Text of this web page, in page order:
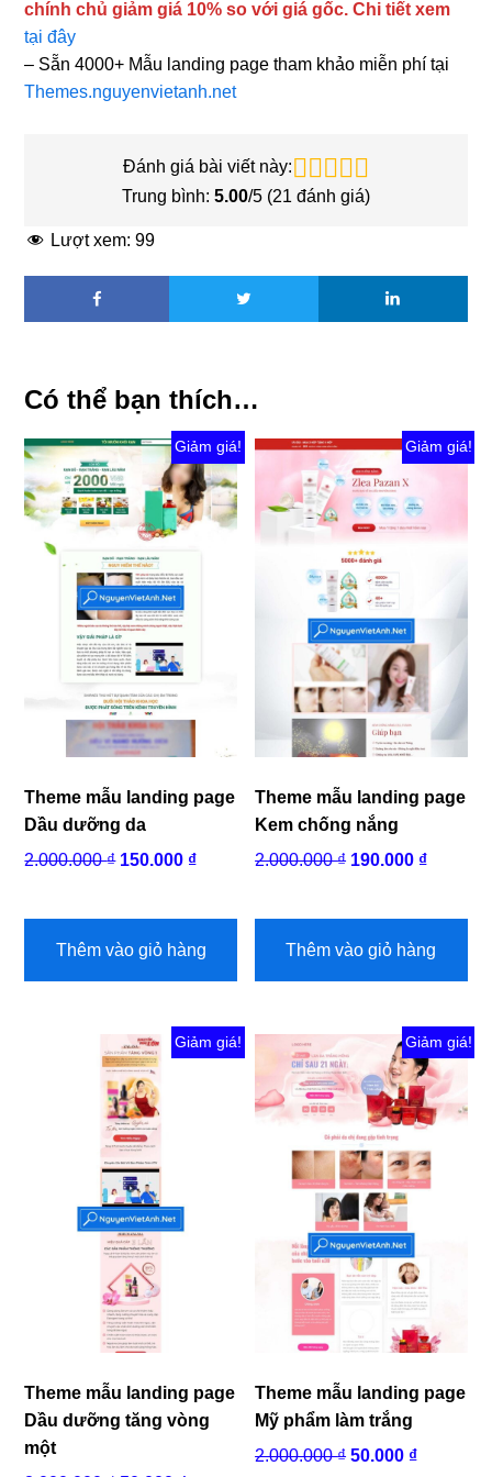
chính chủ giảm giá 10% so với giá gốc. Chi tiết xem
tại đây
– Sẵn 4000+ Mẫu landing page tham khảo miễn phí tại
Themes.nguyenvietanh.net
Đánh giá bài viết này:
Trung bình: 5.00/5 (21 đánh giá)
Lượt xem: 99
Có thể bạn thích…
Giảm giá!
Theme mẫu landing page
Dầu dưỡng da
2.000.000₫ Giá
2.000.000 ₫.
150.000 ₫Giá
150.000 ₫.
Thêm vào giỏ hàng
Giảm giá!
Theme mẫu landing page
Kem chống nắng
2.000.000₫ Giá
2.000.000 ₫.
190.000 ₫Giá
190.000
Thêm vào giỏ hàng
Giảm giá!
Theme mẫu landing page
Dầu dưỡng tăng vòng
một
Giảm giá!
Theme mẫu landing page
Mỹ phẩm làm trắng
2.000.000₫ Giá
50.000 ₫Giá